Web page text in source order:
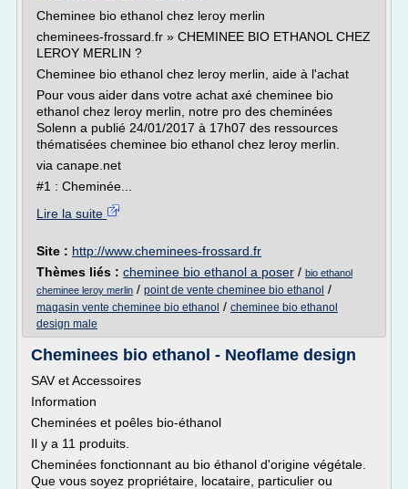
Cheminee bio ethanol chez leroy merlin
cheminees-frossard.fr » CHEMINEE BIO ETHANOL CHEZ
LEROY MERLIN ?
Cheminee bio ethanol chez leroy merlin, aide à l'achat
Pour vous aider dans votre achat axé cheminee bio
ethanol chez leroy merlin, notre pro des cheminées
Solenn a publié 24/01/2017 à 17h07 des ressources
thématisées cheminee bio ethanol chez leroy merlin.
via canape.net
#1 : Cheminée...
Lire la suite
Site : http://www.cheminees-frossard.fr
Thèmes liés : cheminee bio ethanol a poser / bio ethanol
cheminee leroy merlin / point de vente cheminee bio ethanol /
magasin vente cheminee bio ethanol / cheminee bio ethanol
design male
Cheminees bio ethanol - Neoflame design
SAV et Accessoires
Information
Cheminées et poêles bio-éthanol
Il y a 11 produits.
Cheminées fonctionnant au bio éthanol d'origine végétale.
Que vous soyez propriétaire, locataire, particulier ou